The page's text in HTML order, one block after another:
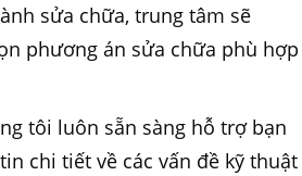
sửa chữa, trung tâm sẽ
phương án sửa chữa phù hợp
tôi luôn sẵn sàng hỗ trợ bạn
chi tiết về các vấn đề kỹ thuật